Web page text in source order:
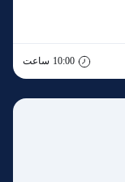
10:00 ساعت